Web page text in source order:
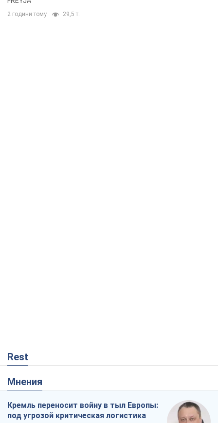
2 години тому 29,5 т.
Rest
Мнения
Кремль переносит войну в тыл Европы:
под угрозой критическая логистика